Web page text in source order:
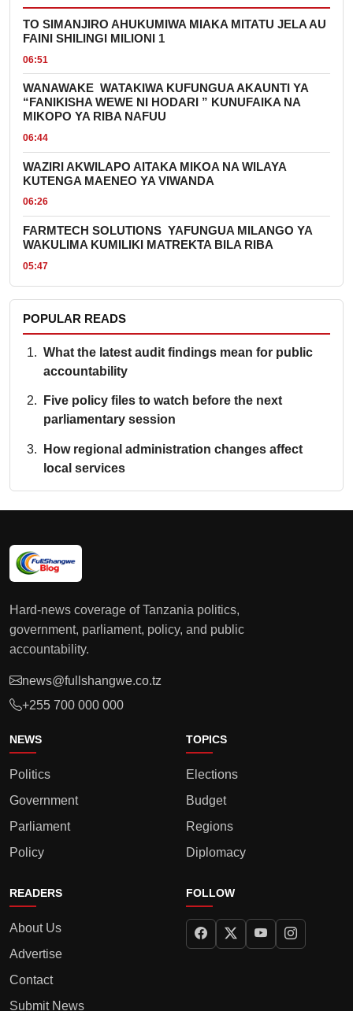
TO SIMANJIRO AHUKUMIWA MIAKA MITATU JELA AU
FAINI SHILINGI MILIONI 1
06:51
WANAWAKE WATAKIWA KUFUNGUA AKAUNTI YA
“FANIKISHA WEWE NI HODARI ” KUNUFAIKA NA
MIKOPO YA RIBA NAFUU
06:44
WAZIRI AKWILAPO AITAKA MIKOA NA WILAYA
KUTENGA MAENEO YA VIWANDA
06:26
FARMTECH SOLUTIONS YAFUNGUA MILANGO YA
WAKULIMA KUMILIKI MATREKTA BILA RIBA
05:47
POPULAR READS
What the latest audit findings mean for public
accountability
Five policy files to watch before the next
parliamentary session
How regional administration changes affect
local services
Hard-news coverage of Tanzania politics,
government, parliament, policy, and public
accountability.
news@fullshangwe.co.tz
+255 700 000 000
NEWS
Politics
Government
Parliament
Policy
TOPICS
Elections
Budget
Regions
Diplomacy
READERS
About Us
Advertise
Contact
Submit News
FOLLOW